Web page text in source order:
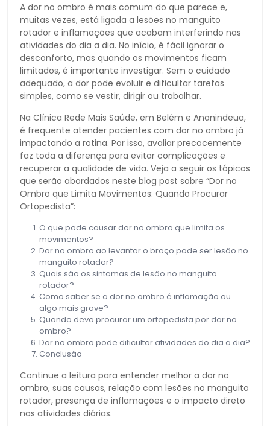
A dor no ombro é mais comum do que parece e,
muitas vezes, está ligada a lesões no manguito
rotador e inflamações que acabam interferindo nas
atividades do dia a dia. No início, é fácil ignorar o
desconforto, mas quando os movimentos ficam
limitados, é importante investigar. Sem o cuidado
adequado, a dor pode evoluir e dificultar tarefas
simples, como se vestir, dirigir ou trabalhar.
Na Clínica Rede Mais Saúde, em Belém e Ananindeua,
é frequente atender pacientes com dor no ombro já
impactando a rotina. Por isso, avaliar precocemente
faz toda a diferença para evitar complicações e
recuperar a qualidade de vida. Veja a seguir os tópicos
que serão abordados neste blog post sobre “Dor no
Ombro que Limita Movimentos: Quando Procurar
Ortopedista”:
O que pode causar dor no ombro que limita os
movimentos?
Dor no ombro ao levantar o braço pode ser lesão no
manguito rotador?
Quais são os sintomas de lesão no manguito
rotador?
Como saber se a dor no ombro é inflamação ou
algo mais grave?
Quando devo procurar um ortopedista por dor no
ombro?
Dor no ombro pode dificultar atividades do dia a dia?
Conclusão
Continue a leitura para entender melhor a dor no
ombro, suas causas, relação com lesões no manguito
rotador, presença de inflamações e o impacto direto
nas atividades diárias.